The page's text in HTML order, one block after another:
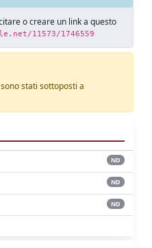
o creare un link a questo
11573/1746559
stati sottoposti a
ND
ND
ND